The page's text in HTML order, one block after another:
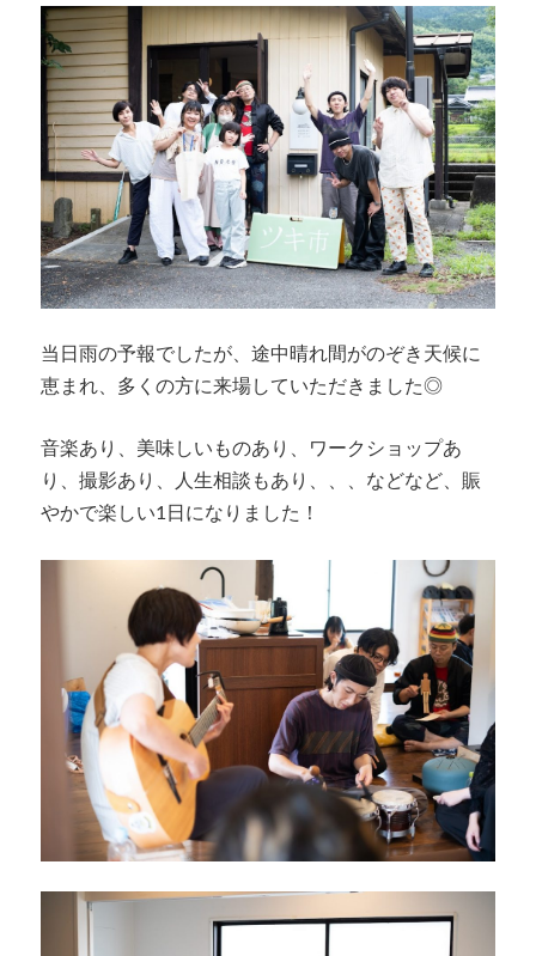
当日雨の予報でしたが、途中晴れ間がのぞき天候に
恵まれ、多くの方に来場していただきました◎
音楽あり、美味しいものあり、ワークショップあ
り、撮影あり、人生相談もあり、、、などなど、賑
やかで楽しい1日になりました！